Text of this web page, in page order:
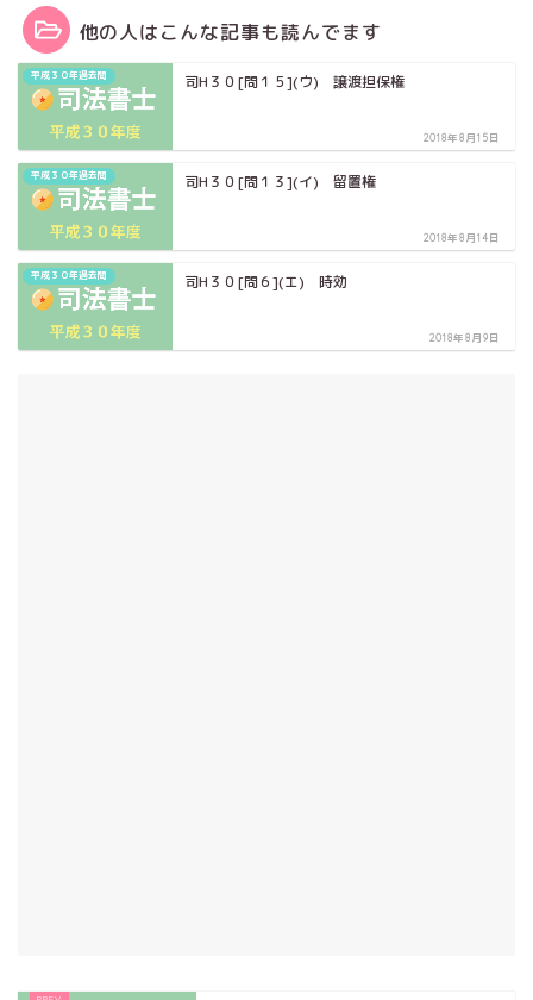
他の人はこんな記事も読んでます
平成３０年過去問 司H３０[問１５](ウ) 譲渡担保権
2018年8月15日
平成３０年過去問 司H３０[問１３](イ) 留置権
2018年8月14日
平成３０年過去問 司H３０[問６](エ) 時効
2018年8月9日